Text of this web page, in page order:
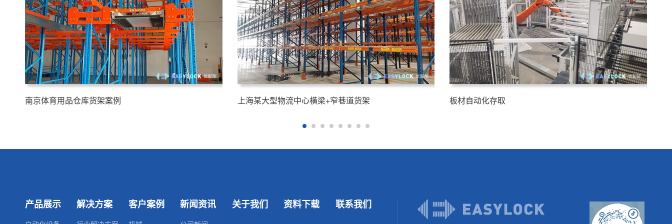
南京体育用品仓库货架案例 上海某大型物流中心横梁+窄巷道货架 板材自动化存取
产品展示 解决方案 客户案例 新闻资讯 关于我们 资料下载 联系我们